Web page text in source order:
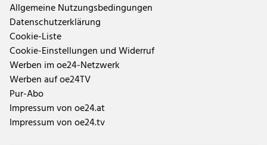
Allgemeine Nutzungsbedingungen
Datenschutzerklärung
Cookie-Liste
Cookie-Einstellungen und Widerruf
Werben im oe24-Netzwerk
Werben auf oe24TV
Pur-Abo
Impressum von oe24.at
Impressum von oe24.tv